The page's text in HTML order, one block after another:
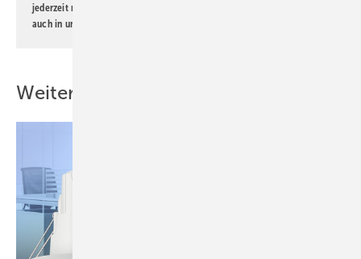
jederzeit möglich. Informationen zum Umgang mit Daten finden Sie
auch in unserer
Weitere Inhalte